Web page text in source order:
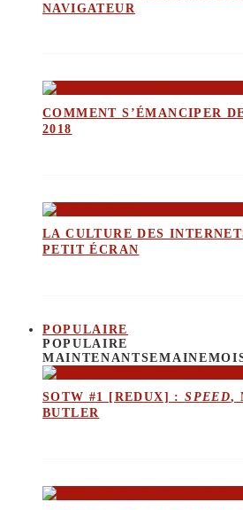
NAVIGATEUR
COMMENT S’ÉMANCIPER
2018
LA CULTURE DES
PETIT ÉCRAN
POPULAIRE
POPULAIRE
MAINTENANTSEMAINE
SOTW #1 [REDUX] :SPEED,
BUTLER